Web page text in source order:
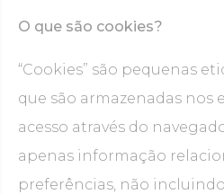
O que são cookies?
“Cookies” são pequenas
que são armazenadas nos
acesso através do
apenas informação
preferências, não